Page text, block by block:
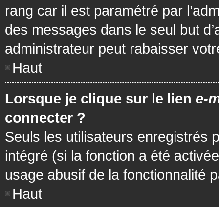
rang car il est paramétré par
des messages dans le seul but
administrateur peut rabaisser
Haut
Lorsque je clique sur le lien e-
connecter ?
Seuls les utilisateurs enregistrés
intégré (si la fonction a été
usage abusif de la fonctionnalité
Haut